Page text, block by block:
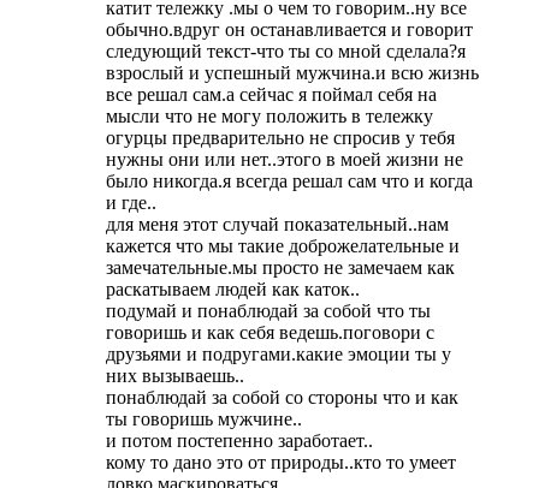
катит тележку .мы о чем то говорим..ну все
обычно.вдруг он останавливается и говорит
следующий текст-что ты со мной сделала?я
взрослый и успешный мужчина.и всю жизнь
все решал сам.а сейчас я поймал себя на
мысли что не могу положить в тележку
огурцы предварительно не спросив у тебя
нужны они или нет..этого в моей жизни не
было никогда.я всегда решал сам что и когда
и где..
для меня этот случай показательный..нам
кажется что мы такие доброжелательные и
замечательные.мы просто не замечаем как
раскатываем людей как каток..
подумай и понаблюдай за собой что ты
говоришь и как себя ведешь.поговори с
друзьями и подругами.какие эмоции ты у
них вызываешь..
понаблюдай за собой со стороны что и как
ты говоришь мужчине..
и потом постепенно заработает..
кому то дано это от природы..кто то умеет
ловко маскироваться..